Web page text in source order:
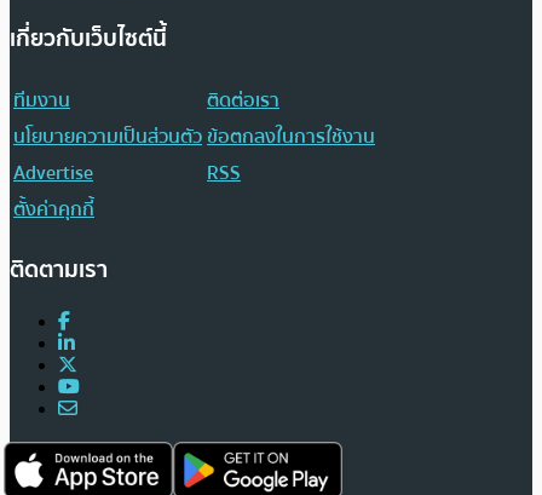
เกี่ยวกับเว็บไซต์นี้
ทีมงาน
ติดต่อเรา
นโยบายความเป็นส่วนตัวข้อตกลงในการใช้งาน
Advertise
RSS
ตั้งค่าคุกกี้
ติดตามเรา